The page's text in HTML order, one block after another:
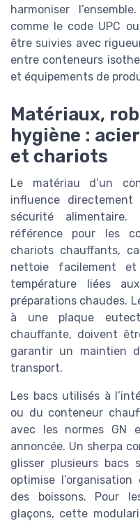
harmoniser
comme le code UPC
être suivies avec
entre conteneurs
et équipements de
Matériaux,
hygiène :
et chariots
Le matériau d’un
influence
sécurité alimentaire.
référence pour les
chariots chauffants,
nettoie facilement
température liées
préparations chaudes.
à une plaque
chauffante, doivent
garantir un maintien
transport.
Les bacs utilisés à
ou du conteneur
avec les normes GN
annoncée. Un sherpa
glisser plusieurs bacs
optimise
des boissons. Pour
glaçons, cette